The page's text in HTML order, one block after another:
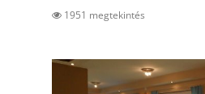
1951 megtekintés